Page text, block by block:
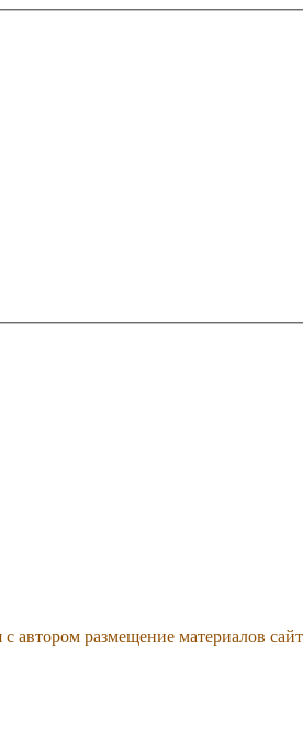
автором размещение материалов